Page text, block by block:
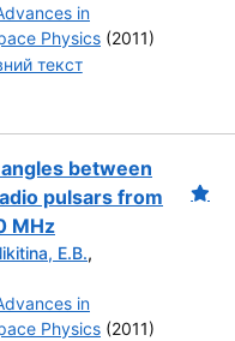
in
Physics (2011)
текст
between
pulsars from
MHz
E.B.,
in
Physics (2011)